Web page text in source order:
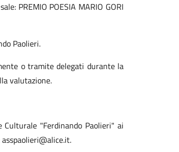
PREMIO POESIA MARIO GORI
Paolieri.
o tramite delegati durante la
valutazione.
"Ferdinando Paolieri" ai